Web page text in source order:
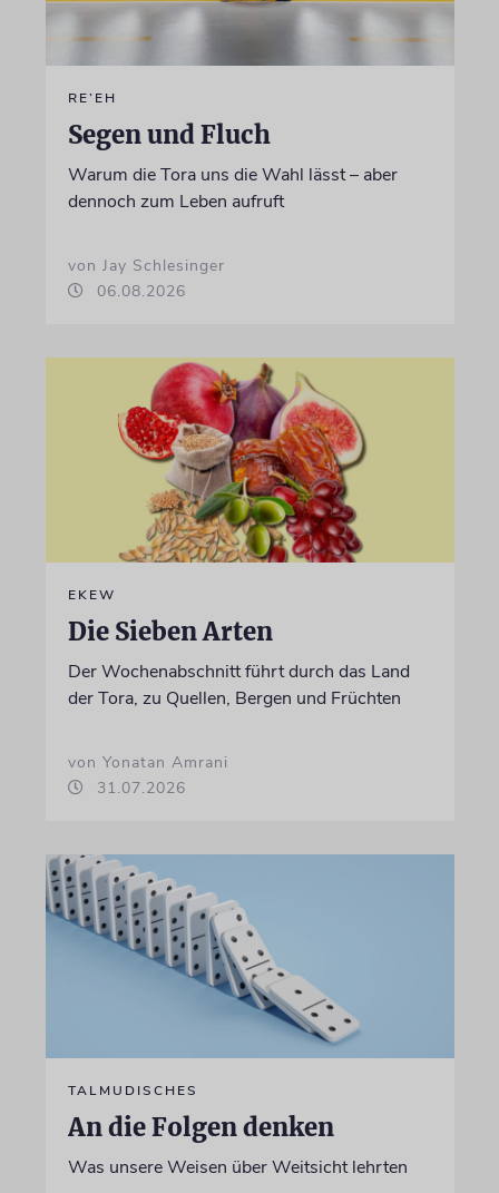
RE’EH
Segen und Fluch
Warum die Tora uns die Wahl lässt – aber
dennoch zum Leben aufruft
von Jay Schlesinger
06.08.2026
EKEW
Die Sieben Arten
Der Wochenabschnitt führt durch das Land
der Tora, zu Quellen, Bergen und Früchten
von Yonatan Amrani
31.07.2026
TALMUDISCHES
An die Folgen denken
Was unsere Weisen über Weitsicht lehrten